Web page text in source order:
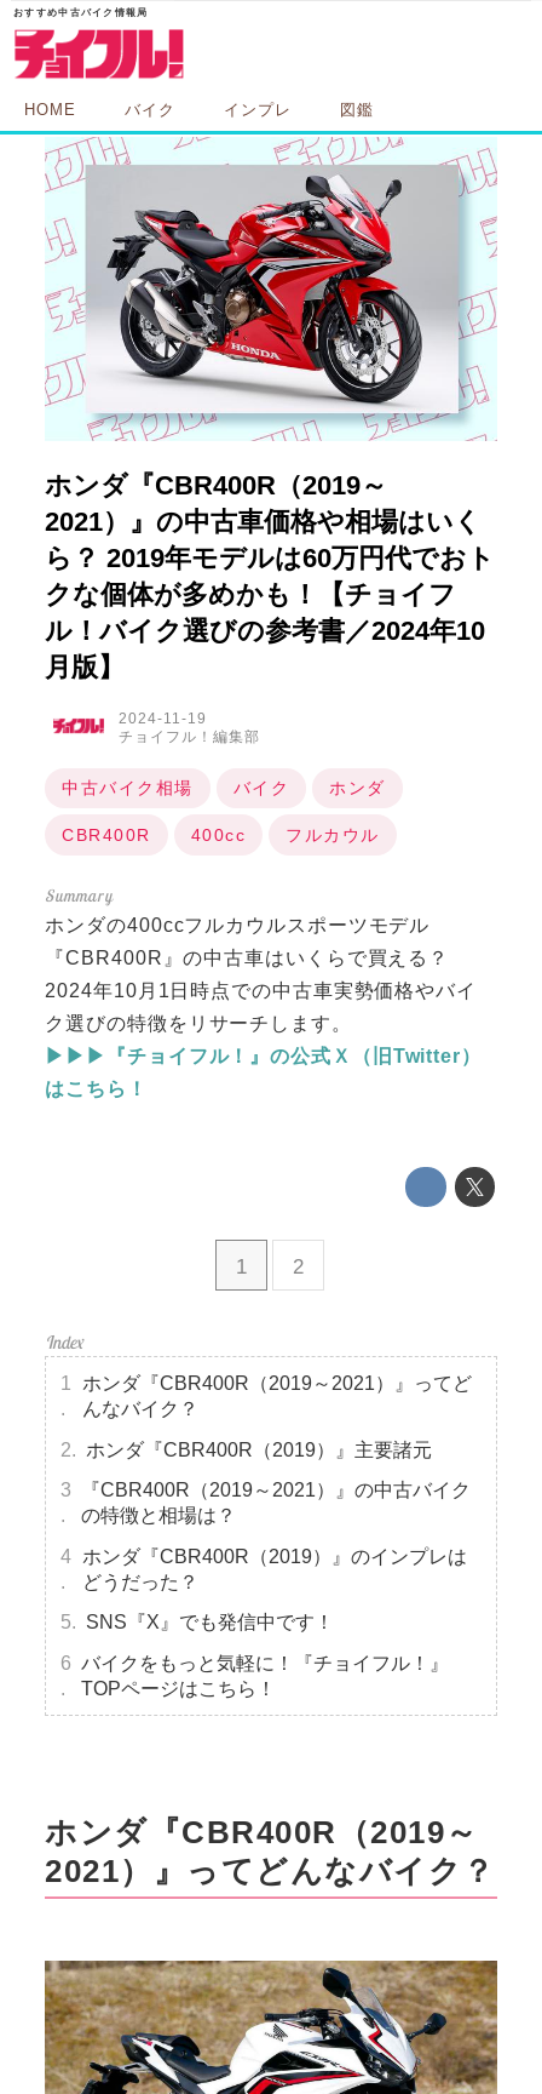
HOME バイク インプレ 図鑑
ホンダ『CBR400R（2019～
2021）』の中古車価格や相場はいく
ら？ 2019年モデルは60万円代でおト
クな個体が多めかも！【チョイフ
ル！バイク選びの参考書／2024年10
月版】
2024-11-19
チョイフル！編集部
中古バイク相場 バイク ホンダ
CBR400R 400cc フルカウル
ホンダの400ccフルカウルスポーツモデル
『CBR400R』の中古車はいくらで買える？
2024年10月1日時点での中古車実勢価格やバイ
ク選びの特徴をリサーチします。
▶▶▶『チョイフル！』の公式Ｘ（旧Twitter）
はこちら！
1 2
ホンダ『CBR400R（2019～2021）』ってど
んなバイク？
ホンダ『CBR400R（2019）』主要諸元
『CBR400R（2019～2021）』の中古バイク
の特徴と相場は？
ホンダ『CBR400R（2019）』のインプレは
どうだった？
SNS『X』でも発信中です！
バイクをもっと気軽に！『チョイフル！』
TOPページはこちら！
ホンダ『CBR400R（2019～
2021）』ってどんなバイク？